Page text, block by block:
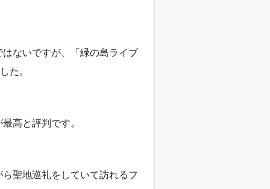
ないですが、「緑の島ライブ
た。
高と評判です。
聖地巡礼をしていて訪れるフ